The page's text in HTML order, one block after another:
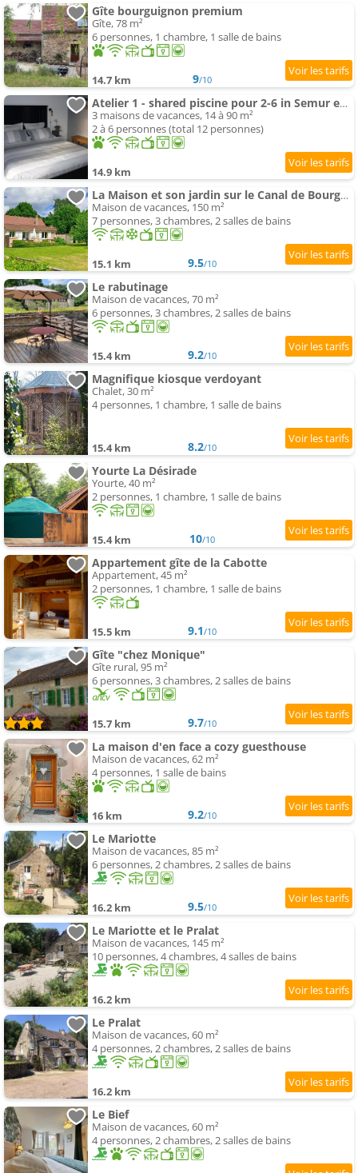
Gîte bourguignon premium
Gîte, 78 m²
6 personnes, 1 chambre, 1 salle de bains
14.7 km 9/10
Atelier 1 - shared piscine pour 2-6 in Semur en Auxois, Burgundy
3 maisons de vacances, 14 à 90 m²
2 à 6 personnes (total 12 personnes)
14.9 km
La Maison et son jardin sur le Canal de Bourgogne
Maison de vacances, 150 m²
7 personnes, 3 chambres, 2 salles de bains
15.1 km 9.5/10
Le rabutinage
Maison de vacances, 70 m²
6 personnes, 3 chambres, 2 salles de bains
15.4 km 9.2/10
Magnifique kiosque verdoyant
Chalet, 30 m²
4 personnes, 1 chambre, 1 salle de bains
15.4 km 8.2/10
Yourte La Désirade
Yourte, 40 m²
2 personnes, 1 chambre, 1 salle de bains
15.4 km 10/10
Appartement gîte de la Cabotte
Appartement, 45 m²
2 personnes, 1 chambre, 1 salle de bains
15.5 km 9.1/10
Gîte "chez Monique"
Gîte rural, 95 m²
6 personnes, 3 chambres, 2 salles de bains
15.7 km 9.7/10
La maison d'en face a cozy guesthouse
Maison de vacances, 62 m²
4 personnes, 1 salle de bains
16 km 9.2/10
Le Mariotte
Maison de vacances, 85 m²
6 personnes, 2 chambres, 2 salles de bains
16.2 km 9.5/10
Le Mariotte et le Pralat
Maison de vacances, 145 m²
10 personnes, 4 chambres, 4 salles de bains
16.2 km
Le Pralat
Maison de vacances, 60 m²
4 personnes, 2 chambres, 2 salles de bains
16.2 km
Le Bief
Maison de vacances, 60 m²
4 personnes, 2 chambres, 2 salles de bains